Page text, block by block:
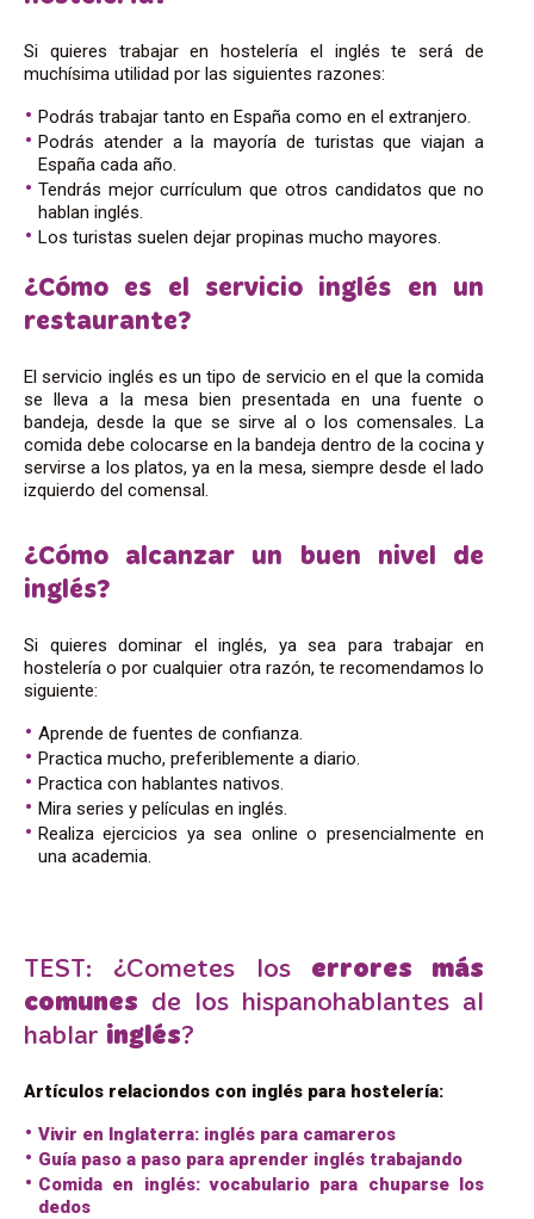
Si quieres trabajar en hostelería el inglés te será de
muchísima utilidad por las siguientes razones:
Podrás trabajar tanto en España como en el extranjero.
Podrás atender a la mayoría de turistas que viajan a
España cada año.
Tendrás mejor currículum que otros candidatos que no
hablan inglés.
Los turistas suelen dejar propinas mucho mayores.
¿Cómo es el servicio inglés en un
restaurante?
El servicio inglés es un tipo de servicio en el que la comida
se lleva a la mesa bien presentada en una fuente o
bandeja, desde la que se sirve al o los comensales. La
comida debe colocarse en la bandeja dentro de la cocina y
servirse a los platos, ya en la mesa, siempre desde el lado
izquierdo del comensal.
¿Cómo alcanzar un buen nivel de
inglés?
Si quieres dominar el inglés, ya sea para trabajar en
hostelería o por cualquier otra razón, te recomendamos lo
siguiente:
Aprende de fuentes de confianza.
Practica mucho, preferiblemente a diario.
Practica con hablantes nativos.
Mira series y películas en inglés.
Realiza ejercicios ya sea online o presencialmente en
una academia.
TEST: ¿Cometes los errores más
comunes de los hispanohablantes al
hablar inglés?
Artículos relaciondos con inglés para hostelería:
Vivir en Inglaterra: inglés para camareros
Guía paso a paso para aprender inglés trabajando
Comida en inglés: vocabulario para chuparse los
dedos